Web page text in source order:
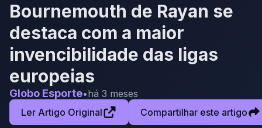
Bournemouth de Rayan se
destaca com a maior
invencibilidade das ligas
europeias
Globo Esporte•há 3 meses
Ler Artigo Original
Compartilhar este artigo